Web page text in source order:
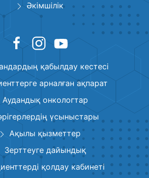
Әкімшілік
қабылдау кестесі
арналған ақпарат
Аудандық онкологтар
үсыныстары
Ақылы қызметтер
Зерттеуге дайындық
қолдау кабинеті